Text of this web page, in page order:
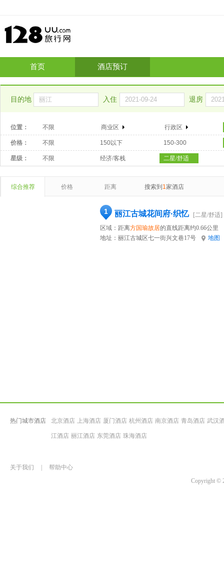
首页 酒店预订
目的地 入住 退房
位置： 不限 商业区 行政区
价格： 不限 150以下 150-300
星级： 不限 经济/客栈 二星/舒适
综合推荐 价格 距离 搜索到 1家酒店
1 丽江古城花间府·织忆
[二星/舒适]
区域：距离方国瑜故居的直线距离约0.66公里
地址： 丽江古城区七一街兴文巷17号 地图
热门城市酒店 北京酒店 上海酒店 厦门酒店 杭州酒店 南京酒店 青岛酒店 武汉
江酒店 丽江酒店 东莞酒店 珠海酒店
关于我们
帮助中心
Copyright ©